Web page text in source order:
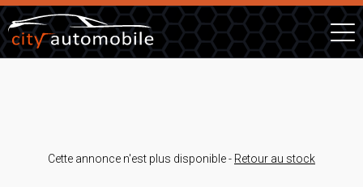
Cette annonce n'est plus disponible - Retour au stock